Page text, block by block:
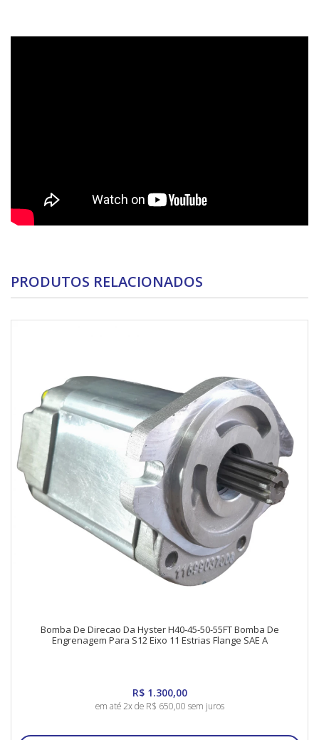
PRODUTOS RELACIONADOS
Bomba De Direcao Da Hyster H40-45-50-55FT Bomba De
Engrenagem Para S12 Eixo 11 Estrias Flange SAE A
R$ 1.300,00
em até 2x de R$ 650,00 sem juros